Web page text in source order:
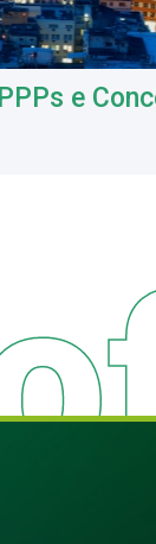
PPPs e